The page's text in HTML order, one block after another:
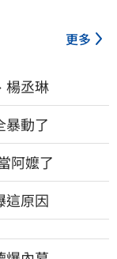
更多
楊丞琳
動了
阿嬤了
這原因